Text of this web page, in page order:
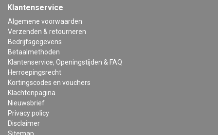
Klantenservice
Algemene voorwaarden
Verzenden & retourneren
Bedrijfsgegevens
Betaalmethoden
Klantenservice, Openingstijden & FAQ
Herroepingsrecht
Kortingscodes en vouchers
Klachtenpagina
Nieuwsbrief
Privacy policy
Disclaimer